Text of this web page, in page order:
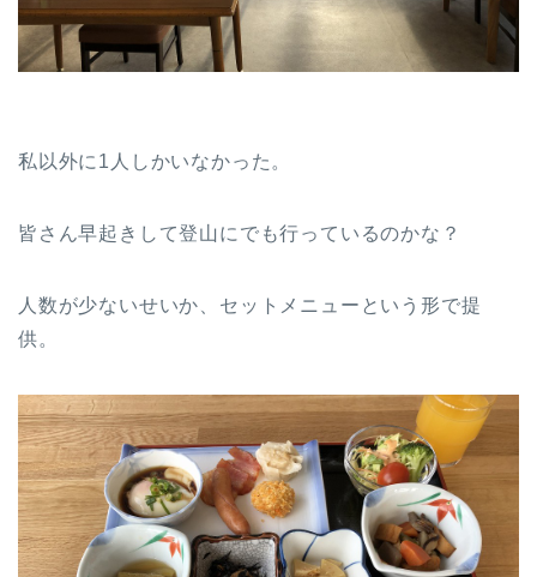
私以外に1人しかいなかった。
皆さん早起きして登山にでも行っているのかな？
人数が少ないせいか、セットメニューという形で提
供。